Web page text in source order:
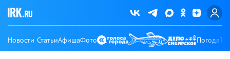
Новости СтатьиАфишаФото Погода